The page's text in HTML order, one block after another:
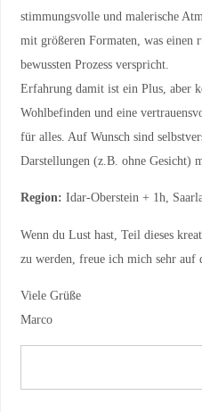
stimmungsvolle und malerische
mit größeren Formaten, was einen
bewussten Prozess verspricht.
Erfahrung damit ist ein Plus, aber
Wohlbefinden und eine
für alles. Auf Wunsch sind
Darstellungen (z.B. ohne Gesicht)
Region: Idar-Oberstein + 1h,
Wenn du Lust hast, Teil dieses
zu werden, freue ich mich sehr auf
Viele Grüße
Marco